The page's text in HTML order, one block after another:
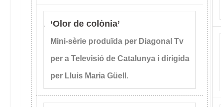
‘Olor de colònia’
Mini-sèrie produïda per Diagonal Tv
per a Televisió de Catalunya i dirigida
per Lluis Maria Güell.